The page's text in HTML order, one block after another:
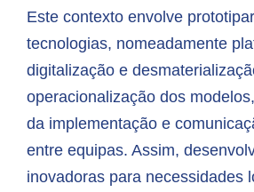
Este contexto envolve
tecnologias, nomeadamente
digitalização e
operacionalização dos
da implementação e
entre equipas. Assim,
inovadoras para necessidades